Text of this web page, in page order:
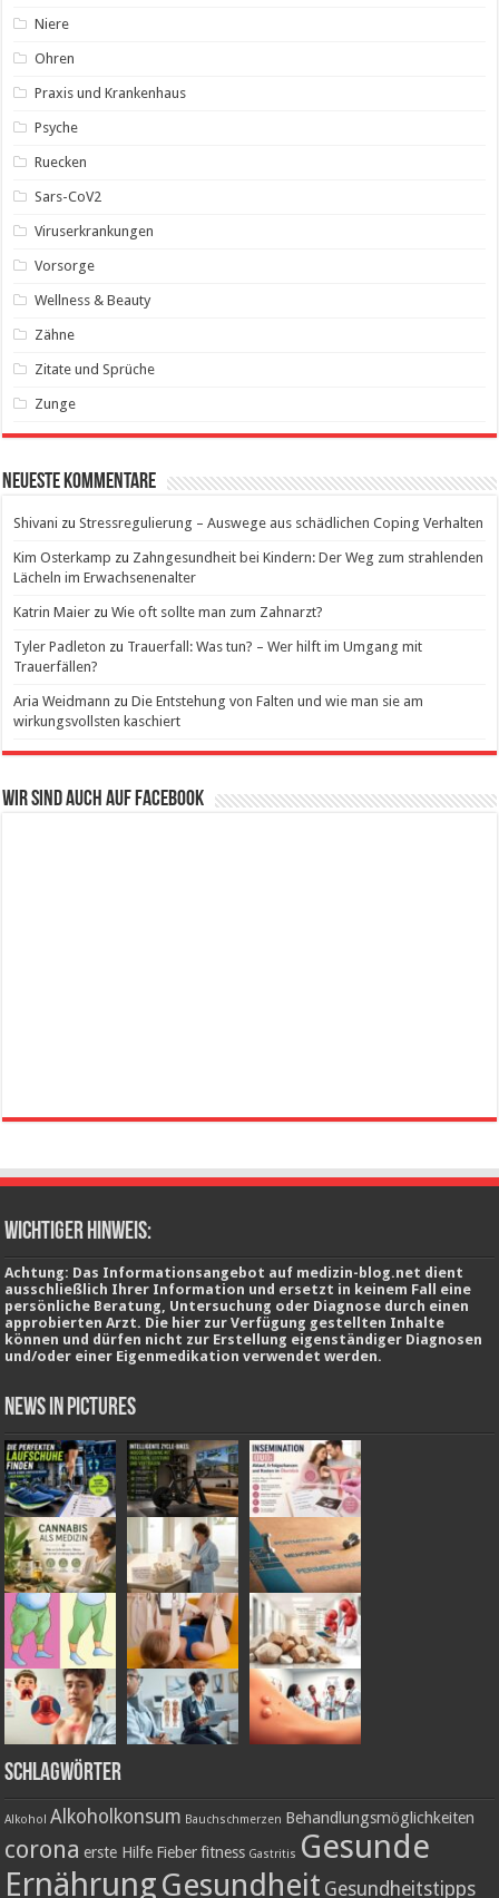
Niere
Ohren
Praxis und Krankenhaus
Psyche
Ruecken
Sars-CoV2
Viruserkrankungen
Vorsorge
Wellness & Beauty
Zähne
Zitate und Sprüche
Zunge
Neueste Kommentare
Shivani zuStressregulierung – Auswege aus schädlichen Coping Verhalten
Kim Osterkamp zu Zahngesundheit bei Kindern: Der Weg zum strahlenden
Lächeln im Erwachsenenalter
Katrin Maier zuWie oft sollte man zum Zahnarzt?
Tyler Padleton zu Trauerfall: Was tun? – Wer hilft im Umgang mit
Trauerfällen?
Aria Weidmann zuDie Entstehung von Falten und wie man sie am
wirkungsvollsten kaschiert
Wir sind auch auf Facebook
wichtiger Hinweis:
Achtung: Das Informationsangebot auf medizin-blog.net dient
ausschließlich Ihrer Information und ersetzt in keinem Fall eine
persönliche Beratung, Untersuchung oder Diagnose durch einen
approbierten Arzt. Die hier zur Verfügung gestellten Inhalte
können und dürfen nicht zur Erstellung eigenständiger Diagnosen
und/oder einer Eigenmedikation verwendet werden.
News in Pictures
Schlagwörter
Alkohol Alkoholkonsum Bauchschmerzen Behandlungsmöglichkeiten
corona erste Hilfe Fieber fitness Gastritis Gesunde
ErnährungGesundheit Gesundheitstipps